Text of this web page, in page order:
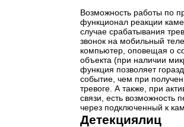
Возможность работы по
функционал реакции
случае срабатывания
звонок на мобильный
компьютер, оповещая о
объекта (при наличии
функция позволяет
событие, чем при
тревоге. А также, при
связи, есть возможность
через подключенный к
Детекциялиц